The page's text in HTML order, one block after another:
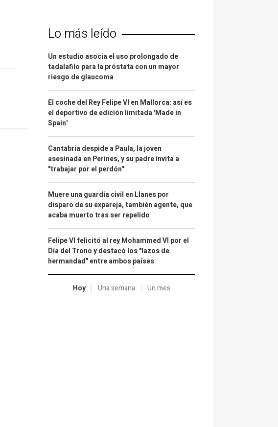
Lo más leído
Un estudio asocia el uso prolongado de
tadalafilo para la próstata con un mayor
riesgo de glaucoma
El coche del Rey Felipe VI en Mallorca: así es
el deportivo de edición limitada 'Made in
Spain'
Cantabria despide a Paula, la joven
asesinada en Perines, y su padre invita a
"trabajar por el perdón"
Muere una guardia civil en Llanes por
disparo de su expareja, también agente, que
acaba muerto tras ser repelido
Felipe VI felicitó al rey Mohammed VI por el
Día del Trono y destacó los "lazos de
hermandad" entre ambos países
Hoy Una semana Un mes